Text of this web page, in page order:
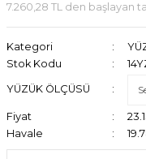
7.260,28 TL den başlayan
Kategori
Stok Kodu
YÜZÜK ÖLÇÜSÜ
Fiyat
Havale